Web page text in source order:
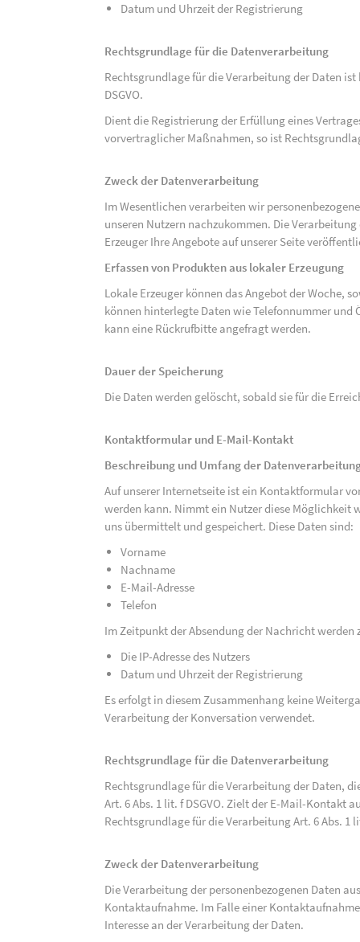
Datum und Uhrzeit der Registrierung
Rechtsgrundlage für die Datenverarbeitung
Rechtsgrundlage für die Verarbeitung der Daten
DSGVO.
Dient die Registrierung der Erfüllung eines
vorvertraglicher Maßnahmen, so ist
Zweck der Datenverarbeitung
Im Wesentlichen verarbeiten wir
unseren Nutzern nachzukommen. Die
Erzeuger Ihre Angebote auf unserer Seite
Erfassen von Produkten aus lokaler Erzeugung
Lokale Erzeuger können das Angebot der Woche,
können hinterlegte Daten wie Telefonnummer und
kann eine Rückrufbitte angefragt werden.
Dauer der Speicherung
Die Daten werden gelöscht, sobald sie für die
Kontaktformular und E-Mail-Kontakt
Beschreibung und Umfang der
Auf unserer Internetseite ist ein Kontaktformular
werden kann. Nimmt ein Nutzer diese Möglichkeit
uns übermittelt und gespeichert. Diese Daten sind:
Vorname
Nachname
E-Mail-Adresse
Telefon
Im Zeitpunkt der Absendung der Nachricht werden
Die IP-Adresse des Nutzers
Datum und Uhrzeit der Registrierung
Es erfolgt in diesem Zusammenhang keine
Verarbeitung der Konversation verwendet.
Rechtsgrundlage für die Datenverarbeitung
Rechtsgrundlage für die Verarbeitung der Daten,
Art. 6 Abs. 1 lit. f DSGVO. Zielt der E-Mail-Kontakt
Rechtsgrundlage für die Verarbeitung Art. 6 Abs. 1
Zweck der Datenverarbeitung
Die Verarbeitung der personenbezogenen Daten
Kontaktaufnahme. Im Falle einer
Interesse an der Verarbeitung der Daten.